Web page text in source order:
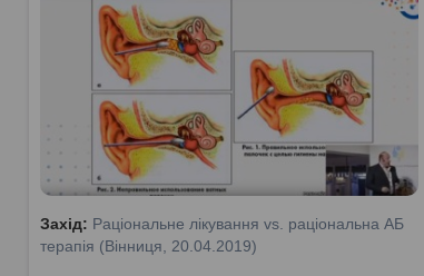
Захід: Раціональне лікування vs. раціональна АБ
терапія (Вінниця, 20.04.2019)